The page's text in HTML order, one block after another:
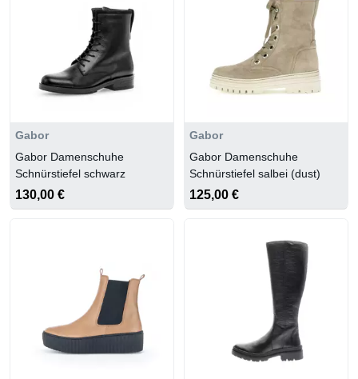
Gabor
Gabor Damenschuhe
Schnürstiefel schwarz
130,00 €
Gabor
Gabor Damenschuhe
Schnürstiefel salbei (dust)
125,00 €